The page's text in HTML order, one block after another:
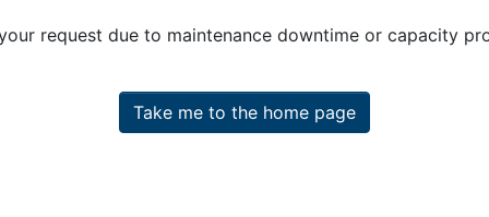
request due to maintenance downtime or capacity
Take me to the home page